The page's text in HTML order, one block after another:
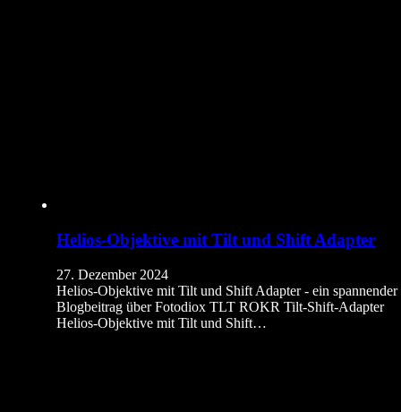
Helios-Objektive mit Tilt und Shift Adapter
27. Dezember 2024
Helios-Objektive mit Tilt und Shift Adapter - ein spannender
Blogbeitrag über Fotodiox TLT ROKR Tilt-Shift-Adapter
Helios-Objektive mit Tilt und Shift…